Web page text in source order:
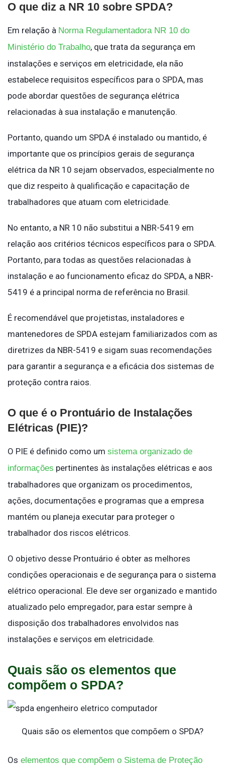
O que diz a NR 10 sobre SPDA?
Em relação à Norma Regulamentadora NR 10 do
Ministério do Trabalho, que trata da segurança em
instalações e serviços em eletricidade, ela não
estabelece requisitos específicos para o SPDA, mas
pode abordar questões de segurança elétrica
relacionadas à sua instalação e manutenção.
Portanto, quando um SPDA é instalado ou mantido, é
importante que os princípios gerais de segurança
elétrica da NR 10 sejam observados, especialmente no
que diz respeito à qualificação e capacitação de
trabalhadores que atuam com eletricidade.
No entanto, a NR 10 não substitui a NBR-5419 em
relação aos critérios técnicos específicos para o SPDA.
Portanto, para todas as questões relacionadas à
instalação e ao funcionamento eficaz do SPDA, a NBR-
5419 é a principal norma de referência no Brasil.
É recomendável que projetistas, instaladores e
mantenedores de SPDA estejam familiarizados com as
diretrizes da NBR-5419 e sigam suas recomendações
para garantir a segurança e a eficácia dos sistemas de
proteção contra raios.
O que é o Prontuário de Instalações
Elétricas (PIE)?
O PIE é definido como um sistema organizado de
informações pertinentes às instalações elétricas e aos
trabalhadores que organizam os procedimentos,
ações, documentações e programas que a empresa
mantém ou planeja executar para proteger o
trabalhador dos riscos elétricos.
O objetivo desse Prontuário é obter as melhores
condições operacionais e de segurança para o sistema
elétrico operacional. Ele deve ser organizado e mantido
atualizado pelo empregador, para estar sempre à
disposição dos trabalhadores envolvidos nas
instalações e serviços em eletricidade.
Quais são os elementos que
compõem o SPDA?
Quais são os elementos que compõem o SPDA?
Os elementos que compõem o Sistema de Proteção